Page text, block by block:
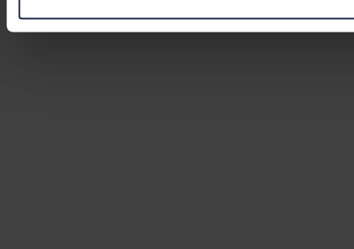
pueden combinarla con otra información que les haya